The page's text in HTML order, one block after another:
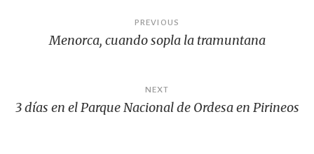
k
PREVIOUS
Menorca, cuando sopla la tramuntana
NEXT
3 días en el Parque Nacional de Ordesa en Pirineos